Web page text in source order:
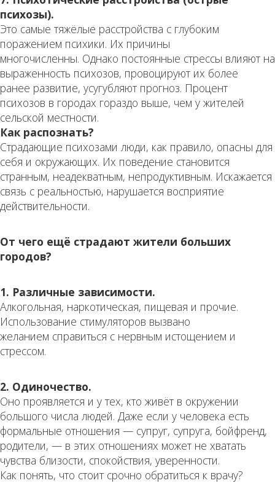
психозы).
Это самые тяжёлые расстройства с глубоким
поражением психики. Их причины
многочисленны. Однако постоянные стрессы влияют на
выраженность психозов, провоцируют их более
ранее развитие, усугубляют прогноз. Процент
психозов в городах гораздо выше, чем у жителей
сельской местности.
Как распознать?
Страдающие психозами люди, как правило, опасны для
себя и окружающих. Их поведение становится
странным, неадекватным, непродуктивным. Искажается
связь с реальностью, нарушается восприятие
действительности.
От чего ещё страдают жители больших
городов?
1. Различные зависимости.
Алкогольная, наркотическая, пищевая и прочие.
Использование стимуляторов вызвано
желанием справиться с нервным истощением и
стрессом.
2. Одиночество.
Оно проявляется и у тех, кто живёт в окружении
большого числа людей. Даже если у человека есть
формальные отношения — супруг, супруга, бойфренд,
родители, — в этих отношениях может не хватать
чувства близости, спокойствия, уверенности.
Как понять, что стоит срочно обратиться к врачу?